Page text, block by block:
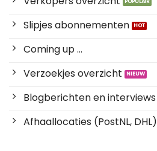
Slipjes abonnementen
Coming up ...
Verzoekjes overzicht
Blogberichten en interviews
Afhaallocaties (PostNL, DHL)